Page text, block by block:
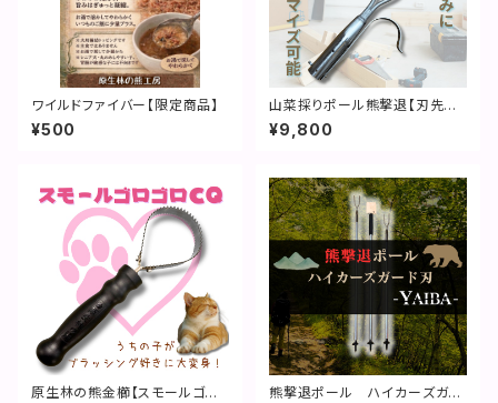
ワイルドファイバー【限定商品】
¥500
山菜採りポール熊撃退【刃先＆
タラの芽フック セット】
¥9,800
原生林の熊金櫛【スモールゴロ
熊撃退ポール ハイカーズガー